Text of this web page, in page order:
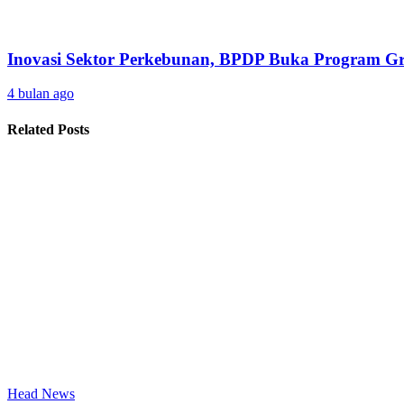
Inovasi Sektor Perkebunan, BPDP Buka Program
4 bulan ago
Related Posts
Head News